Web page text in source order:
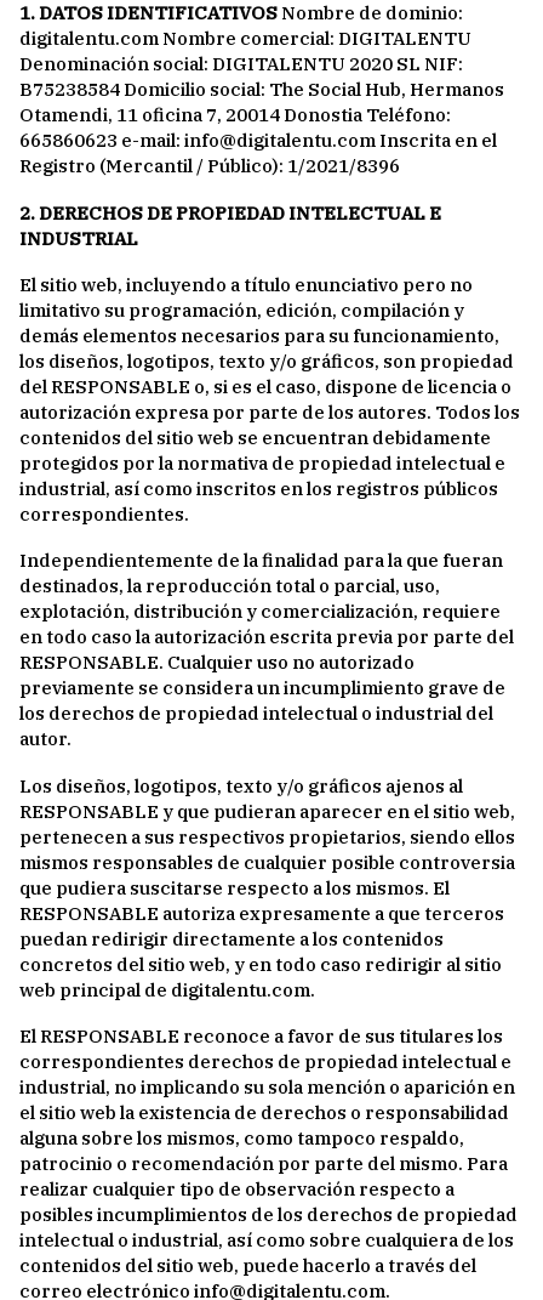
1. DATOS IDENTIFICATIVOS Nombre de dominio:
digitalentu.com Nombre comercial: DIGITALENTU
Denominación social: DIGITALENTU 2020 SL NIF:
B75238584 Domicilio social: The Social Hub, Hermanos
Otamendi, 11 oficina 7, 20014 Donostia Teléfono:
665860623 e-mail: info@digitalentu.com Inscrita en el
Registro (Mercantil / Público): 1/2021/8396
2. DERECHOS DE PROPIEDAD INTELECTUAL E
INDUSTRIAL
El sitio web, incluyendo a título enunciativo pero no
limitativo su programación, edición, compilación y
demás elementos necesarios para su funcionamiento,
los diseños, logotipos, texto y/o gráficos, son propiedad
del RESPONSABLE o, si es el caso, dispone de licencia o
autorización expresa por parte de los autores. Todos los
contenidos del sitio web se encuentran debidamente
protegidos por la normativa de propiedad intelectual e
industrial, así como inscritos en los registros públicos
correspondientes.
Independientemente de la finalidad para la que fueran
destinados, la reproducción total o parcial, uso,
explotación, distribución y comercialización, requiere
en todo caso la autorización escrita previa por parte del
RESPONSABLE. Cualquier uso no autorizado
previamente se considera un incumplimiento grave de
los derechos de propiedad intelectual o industrial del
autor.
Los diseños, logotipos, texto y/o gráficos ajenos al
RESPONSABLE y que pudieran aparecer en el sitio web,
pertenecen a sus respectivos propietarios, siendo ellos
mismos responsables de cualquier posible controversia
que pudiera suscitarse respecto a los mismos. El
RESPONSABLE autoriza expresamente a que terceros
puedan redirigir directamente a los contenidos
concretos del sitio web, y en todo caso redirigir al sitio
web principal de digitalentu.com.
El RESPONSABLE reconoce a favor de sus titulares los
correspondientes derechos de propiedad intelectual e
industrial, no implicando su sola mención o aparición en
el sitio web la existencia de derechos o responsabilidad
alguna sobre los mismos, como tampoco respaldo,
patrocinio o recomendación por parte del mismo. Para
realizar cualquier tipo de observación respecto a
posibles incumplimientos de los derechos de propiedad
intelectual o industrial, así como sobre cualquiera de los
contenidos del sitio web, puede hacerlo a través del
correo electrónico info@digitalentu.com.